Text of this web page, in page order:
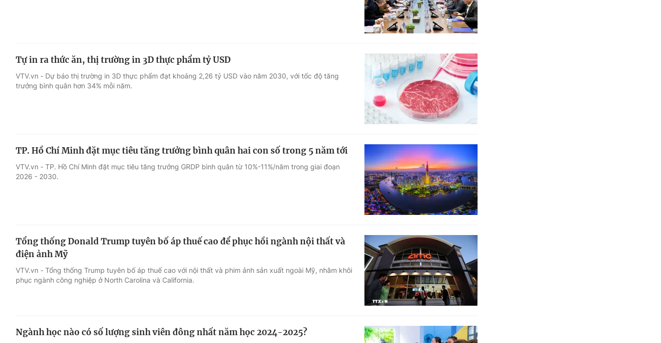
Tự in ra thức ăn, thị trường in 3D thực phẩm tỷ USD
VTV.vn - Dự báo thị trường in 3D thực phẩm đạt khoảng 2,26 tỷ USD vào năm 2030, với tốc độ tăng
trưởng bình quân hơn 34% mỗi năm.
TP. Hồ Chí Minh đặt mục tiêu tăng trưởng bình quân hai con số trong 5 năm tới
VTV.vn - TP. Hồ Chí Minh đặt mục tiêu tăng trưởng GRDP bình quân từ 10%-11%/năm trong giai đoạn
2026 - 2030.
Tổng thống Donald Trump tuyên bố áp thuế cao để phục hồi ngành nội thất và
điện ảnh Mỹ
VTV.vn - Tổng thống Trump tuyên bố áp thuế cao với nội thất và phim ảnh sản xuất ngoài Mỹ, nhằm khôi
phục ngành công nghiệp ở North Carolina và California.
Ngành học nào có số lượng sinh viên đông nhất năm học 2024-2025?